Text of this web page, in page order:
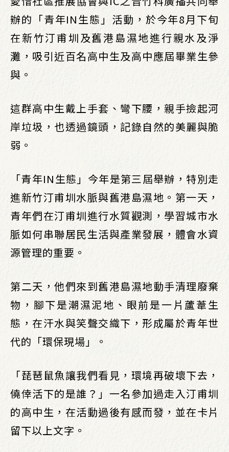
辦的「青年IN生態」活動，於今年8月下旬
在新竹汀甫圳及舊港島濕地進行親水及淨
灘，吸引近百名高中生及高中應屆畢業生參
與。
這群高中生戴上手套、彎下腰，親手撿起河
岸垃圾，也透過鏡頭，記錄自然的美麗與脆
弱。
「青年IN生態」今年是第三屆舉辦，特別走
進新竹汀甫圳水脈與舊港島濕地。第一天，
青年們在汀甫圳進行水質觀測，學習城市水
脈如何串聯居民生活與產業發展，體會水資
源管理的重要。
第二天，他們來到舊港島濕地動手清理廢棄
物，腳下是潮濕泥地、眼前是一片蘆葦生
態，在汗水與笑聲交織下，形成屬於青年世
代的「環保現場」。
「琵琶鼠魚讓我們看見，環境再破壞下去，
僥倖活下的是誰？」一名參加過走入汀甫圳
的高中生，在活動過後有感而發，並在卡片
留下以上文字。